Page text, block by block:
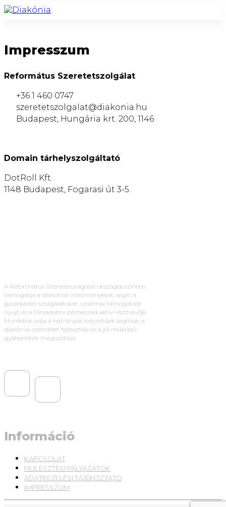
Impresszum
Református Szeretetszolgálat
+36 1 460 0747
szeretetszolgalat@diakonia.hu
Budapest, Hungária krt. 200, 1146
Domain tárhelyszolgáltató
DotRoll Kft.
1148 Budapest, Fogarasi út 3-5.
A Református Szeretetszolgálat országos szinten
támogatja a diakóniai intézményeket, segíti a
gyülekezeti szolgálatokat, szakmai támogatást
nyújt, és a társadalmi párbeszéd aktív résztvevője.
Munkánk célja a hátrányos helyzetűek segítése, a
diakóniai szemlélet fejlesztése és a jól működő
gyakorlatok megosztása.
Információ
KAPCSOLAT
FEJLESZTÉSI PÁLYÁZATOK
ADATKEZELÉSI TÁJÉKOZTATÓ
IMPRESSZUM